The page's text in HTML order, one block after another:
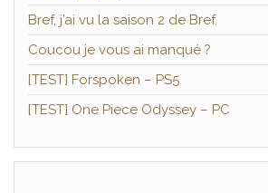
Bref, j’ai vu la saison 2 de Bref.
Coucou je vous ai manqué ?
[TEST] Forspoken – PS5
[TEST] One Piece Odyssey – PC